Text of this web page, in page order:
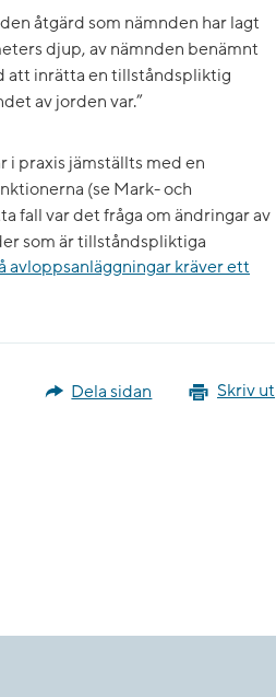
åtgärd som nämnden har lagt
djup, av nämnden benämnt
att inrätta en tillståndspliktig
av jorden var.”
i praxis jämställts med en
(se Mark- och
fall var det fråga om ändringar av
som är tillståndspliktiga
avloppsanläggningar kräver ett
Skriv ut
Dela sidan